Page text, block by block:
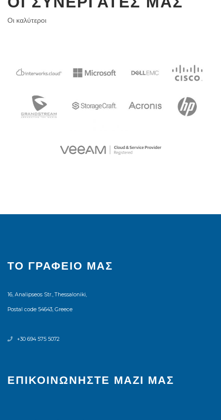
Οι καλύτεροι
ΤΟ ΓΡΑΦΕΊΟ ΜΑΣ
16, Analipseos Str., Thessaloniki,
Postal code 54643, Greece
+30 694 575 5072
ΕΠΙΚΟΙΝΩΝΉΣΤΕ ΜΑΖΊ ΜΑΣ